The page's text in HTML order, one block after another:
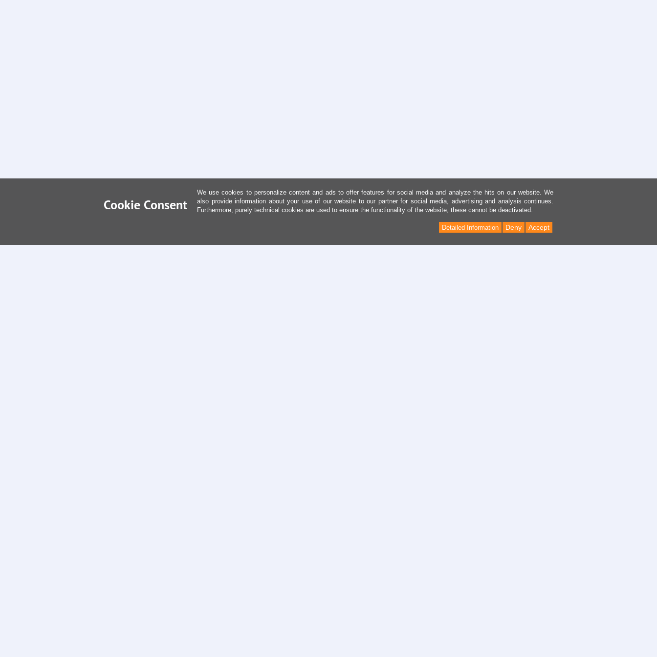
Cookie Consent
We use cookies to personalize content and ads to offer features for social media and analyze the hits on our website. We
also provide information about your use of our website to our partner for social media, advertising and analysis continues.
Furthermore, purely technical cookies are used to ensure the functionality of the website, these cannot be deactivated.
Accept
Deny
Detailed Information